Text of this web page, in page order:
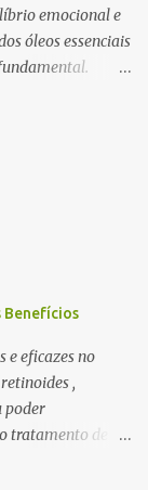
emocional e
óleos essenciais
e até na
no ar,
e até
do uso de
essenciais
Benefícios
e eficazes no
,
poder
tratamento de